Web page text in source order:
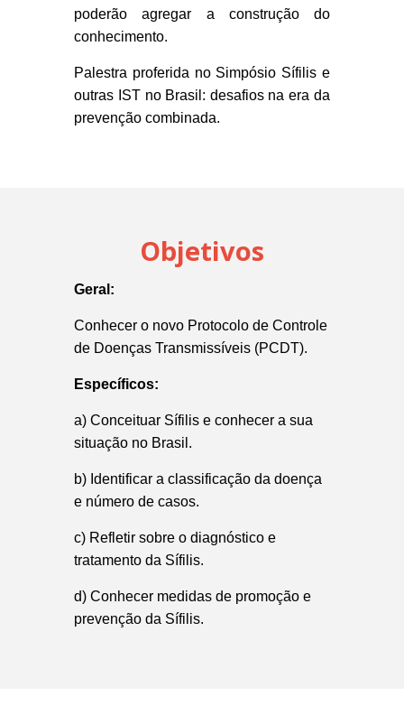
poderão agregar a construção do
conhecimento.
Palestra proferida no Simpósio Sífilis e
outras IST no Brasil: desafios na era da
prevenção combinada.
Objetivos
Geral:
Conhecer o novo Protocolo de Controle
de Doenças Transmissíveis (PCDT).
Específicos:
a) Conceituar Sífilis e conhecer a sua
situação no Brasil.
b) Identificar a classificação da doença
e número de casos.
c) Refletir sobre o diagnóstico e
tratamento da Sífilis.
d) Conhecer medidas de promoção e
prevenção da Sífilis.